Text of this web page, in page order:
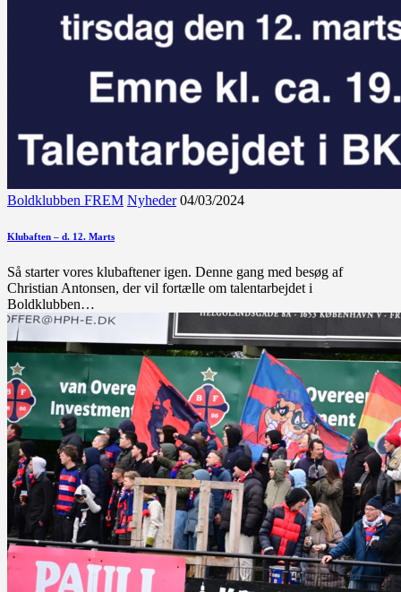
Boldklubben FREM Nyheder 04/03/2024
Klubaften – d. 12. Marts
Så starter vores klubaftener igen. Denne gang med besøg af
Christian Antonsen, der vil fortælle om talentarbejdet i
Boldklubben…